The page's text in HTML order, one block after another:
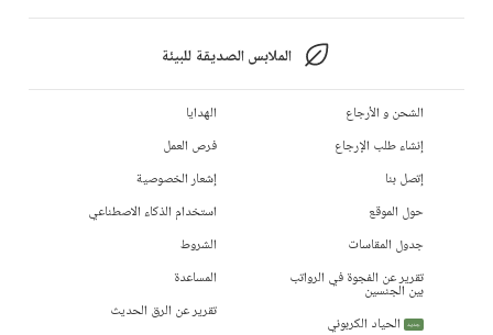
الملابس الصديقة للبيئة
الشحن و الأرجاع
إنشاء طلب الإرجاع
إتصل بنا
حول الموقع
جدول المقاسات
تقرير عن الفجوة في الرواتب
بين الجنسين
جديد
الحياد الكربوني
الهدايا
فرص العمل
إشعار الخصوصية
استخدام الذكاء الاصطناعي
الشروط
المساعدة
تقرير عن الرق الحديث